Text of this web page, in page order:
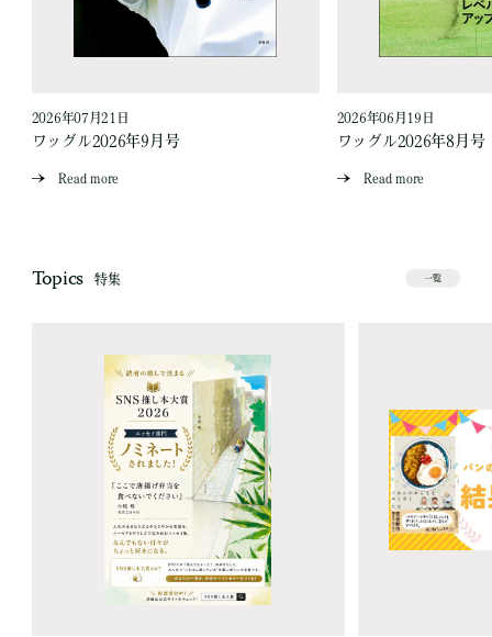
2026年07月21日
ワッグル2026年9月号
Read more
2026年06月19日
ワッグル2026年8月号
Read more
Topics 特集 一覧